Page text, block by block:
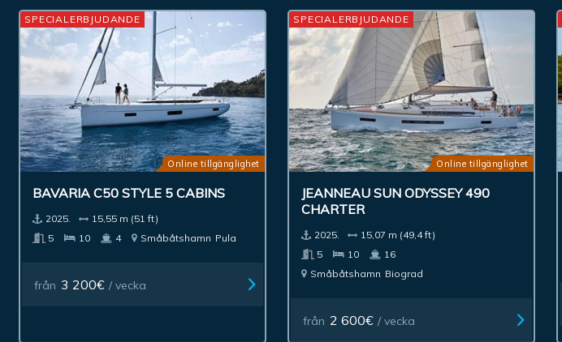
Online tillgänglighet
BAVARIA C50 STYLE 5 CABINS
2025.
15,55 m (51 ft)
5
10 4 Småbåtshamn Pula
från 3 200€ / vecka
SPECIALERBJUDANDE
Online tillgänglighet
JEANNEAU SUN ODYSSEY 490
CHARTER
2025.
15,07 m (49,4 ft)
5
10
16
Småbåtshamn Biograd
från 2 600€ / vecka
SPECIALERBJUDANDE